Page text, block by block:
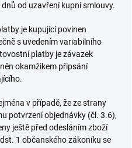
od uzavření kupní smlouvy.
je kupující povinen
s uvedením variabilního
platby je závazek
okamžikem připsání
v případě, že ze strany
potvrzení objednávky (čl. 3.6),
ještě před odesláním zboží
1 občanského zákoníku se